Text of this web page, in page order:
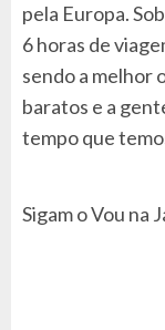
pela Europa.
6 horas de
sendo a melhor
baratos e a
tempo que
Sigam o Vou na